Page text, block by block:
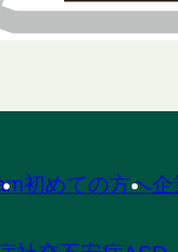
初めての方へ企